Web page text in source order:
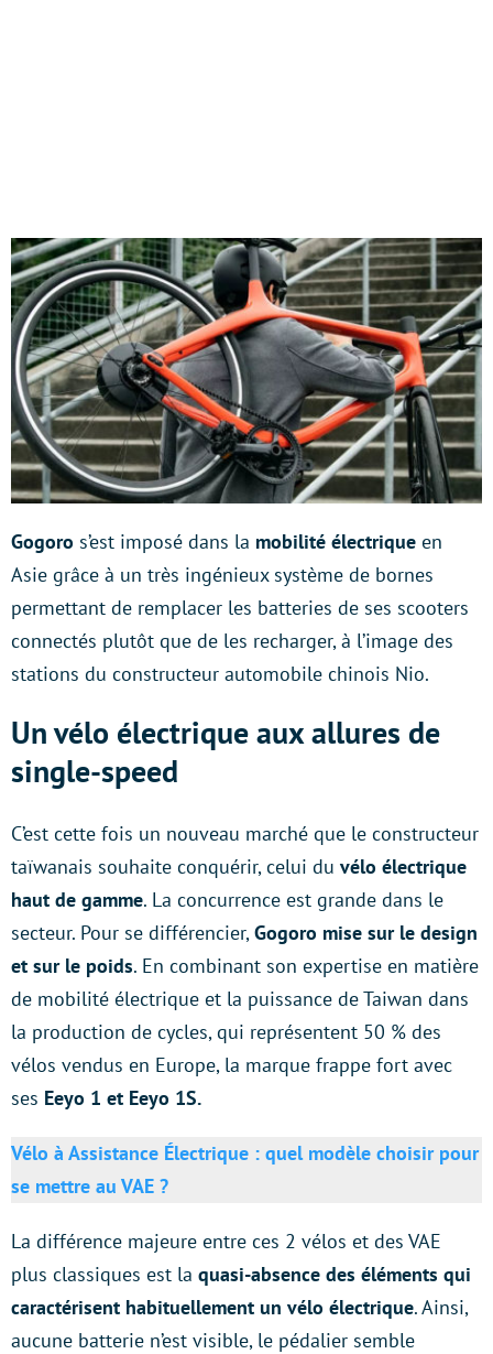
Gogoro s’est imposé dans la mobilité électrique en
Asie grâce à un très ingénieux système de bornes
permettant de remplacer les batteries de ses scooters
connectés plutôt que de les recharger, à l’image des
stations du constructeur automobile chinois Nio.
Un vélo électrique aux allures de
single-speed
C’est cette fois un nouveau marché que le constructeur
taïwanais souhaite conquérir, celui du vélo électrique
haut de gamme. La concurrence est grande dans le
secteur. Pour se différencier,Gogoro mise sur le design
et sur le poids. En combinant son expertise en matière
de mobilité électrique et la puissance de Taiwan dans
la production de cycles, qui représentent 50 % des
vélos vendus en Europe, la marque frappe fort avec
ses Eeyo 1 et Eeyo 1S.
Vélo à Assistance Électrique : quel modèle choisir pour
se mettre au VAE ?
La différence majeure entre ces 2 vélos et des VAE
plus classiques est la quasi-absence des éléments qui
caractérisent habituellement un vélo électrique. Ainsi,
aucune batterie n’est visible, le pédalier semble